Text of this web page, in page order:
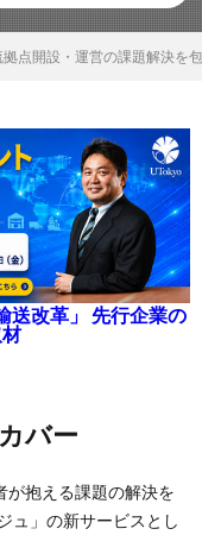
拠点開設・運営の課題解決を
送改革」 先行企業の
バー
が抱える課題の解決を
ュ」の新サービスとし